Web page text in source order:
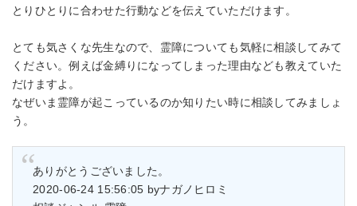
とりひとりに合わせた行動などを伝えていただけます。
とても気さくな先生なので、霊障についても気軽に相談してみて
ください。例えば金縛りになってしまった理由なども教えていた
だけますよ。
なぜいま霊障が起こっているのか知りたい時に相談してみましょ
う。
ありがとうございました。
2020-06-24 15:56:05 byナガノヒロミ